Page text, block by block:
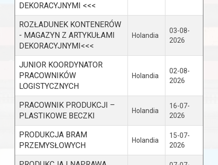
DEKORACYJNYMI <<<
ROZŁADUNEK KONTENERÓW
- MAGAZYN Z ARTYKUŁAMI
DEKORACYJNYMI<<<
Holandia
03-08-
2026
JUNIOR KOORDYNATOR
PRACOWNIKÓW
LOGISTYCZNYCH
Holandia
02-08-
2026
PRACOWNIK PRODUKCJI –
PLASTIKOWE BECZKI
Holandia
16-07-
2026
PRODUKCJA BRAM
PRZEMYSŁOWYCH
Holandia
15-07-
2026